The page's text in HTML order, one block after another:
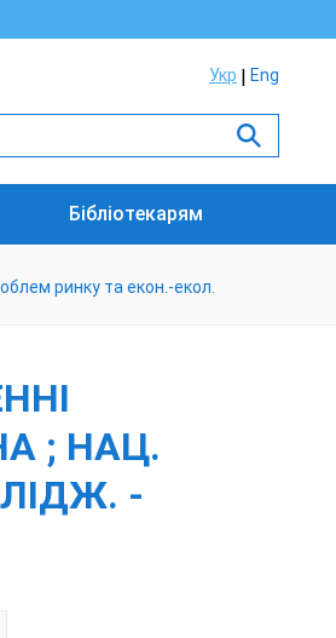
Укр Eng
Бібліотекарям
ринку та екон.-екол.
; НАЦ.
-